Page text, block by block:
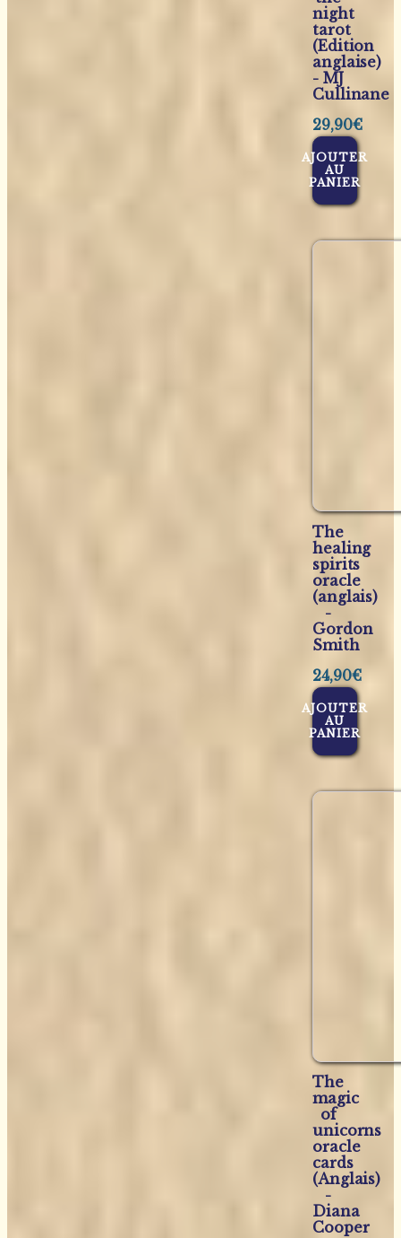
night
tarot
(Edition
anglaise)
- MJ
Cullinane
29,90€
AJOUTER
AU
PANIER
The
healing
spirits
oracle
(anglais)
-
Gordon
Smith
24,90€
AJOUTER
AU
PANIER
The
magic
of
unicorns
oracle
cards
(Anglais)
-
Diana
Cooper